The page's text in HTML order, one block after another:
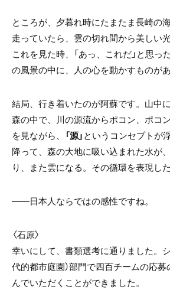
ところが、夕暮れ時にたまたま長崎の
走っていたら、雲の切れ間から美しい
これを見た時、「あっ、これだ」と思っ
の風景の中に、人の心を動かすものがあ
結局、行き着いたのが阿蘇です。山中
森の中で、川の源流からポコン、ポコ
を見ながら、
「源」というコンセプトが
降って、森の大地に吸い込まれた水が
り、また雲になる。その循環を表現し
――日本人ならではの感性ですね。
〈石原〉
幸いにして、書類選考に通りました。
代的都市庭園）部門で四百チームの応
んでいただくことができました。